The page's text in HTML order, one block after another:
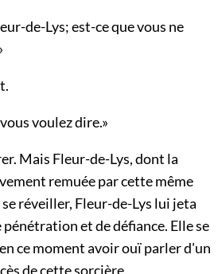
de-Lys; est-ce que vous ne
voulez dire.»
Mais Fleur-de-Lys, dont la
remuée par cette même
réveiller, Fleur-de-Lys lui jeta
et de défiance. Elle se
ce moment avoir ouï parler d'un
de cette sorcière.